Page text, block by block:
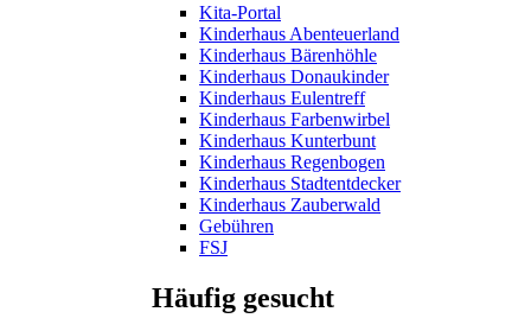
Kita-Portal
Kinderhaus Abenteuerland
Kinderhaus Bärenhöhle
Kinderhaus Donaukinder
Kinderhaus Eulentreff
Kinderhaus Farbenwirbel
Kinderhaus Kunterbunt
Kinderhaus Regenbogen
Kinderhaus Stadtentdecker
Kinderhaus Zauberwald
Gebühren
FSJ
Häufig gesucht